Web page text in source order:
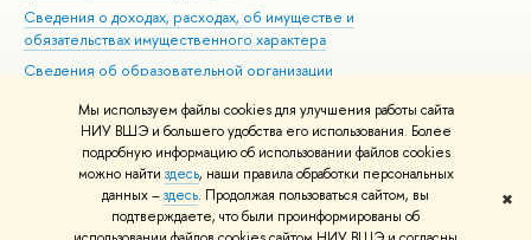
Мы используем файлы cookies для улучшения работы сайта
НИУ ВШЭ и большего удобства его использования. Более
подробную информацию об использовании файлов cookies
можно найти здесь, наши правила обработки персональных
данных –здесь. Продолжая пользоваться сайтом, вы
подтверждаете, что были проинформированы об
✖
Сведения о доходах, расходах, об имуществе и
обязательствах имущественного характера
Сведения об образовательной организации
Людям с ограниченными возможностями здоровья
Единая платежная страница
Работа в Вышке